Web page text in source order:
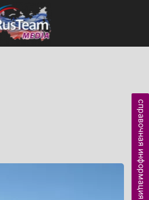
справочная информация